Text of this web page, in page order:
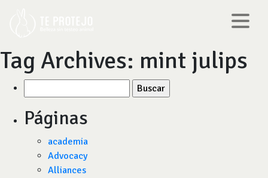
Tag Archives: mint julips
por:
Páginas
academia
Advocacy
Alliances